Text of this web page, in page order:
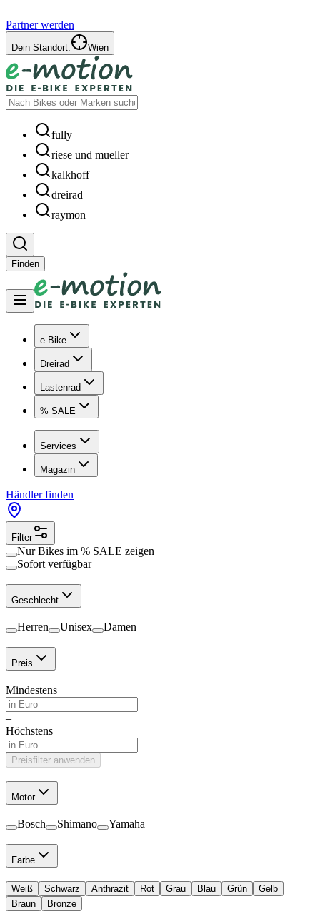
Partner werden
Dein Standort: Wien
fully
riese und mueller
kalkhoff
dreirad
raymon
Finden
e-Bike
Dreirad
Lastenrad
% SALE
Services
Magazin
Händler finden
Filter
Nur Bikes im % SALE zeigen
Sofort verfügbar
Geschlecht
Herren Unisex Damen
Preis
Mindestens
–
Höchstens
Preisfilter anwenden
Motor
Bosch Shimano Yamaha
Farbe
Weiß Schwarz Anthrazit Rot Grau Blau Grün
Gelb
Braun
Bronze